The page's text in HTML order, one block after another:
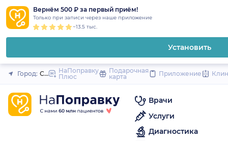
Вернём 500 ₽ за первый приём!
Только при записи через наше приложение
~13.5 тыс.
Установить
Закрыть
Город: Санкт-Петербург
НаПоправку
Плюс
Подарочная
карта
Приложение
Врачи
Услуги
Диагностика